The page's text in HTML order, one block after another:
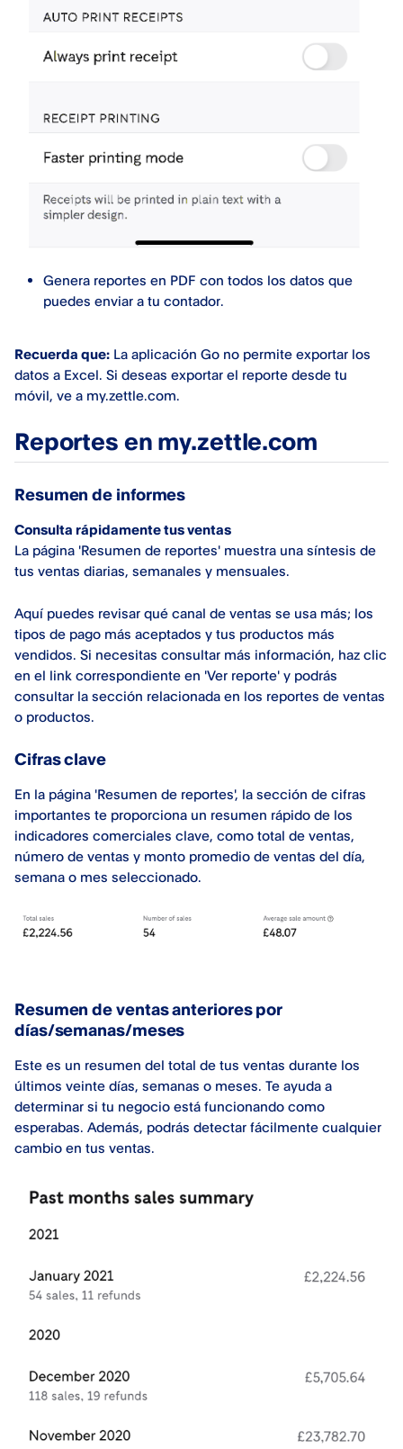
Genera reportes en PDF con todos los datos que
puedes enviar a tu contador.
Recuerda que: La aplicación Go no permite exportar los
datos a Excel. Si deseas exportar el reporte desde tu
móvil, ve a my.zettle.com.
Reportes en my.zettle.com
Resumen de informes
Consulta rápidamente tus ventas
La página 'Resumen de reportes' muestra una síntesis de
tus ventas diarias, semanales y mensuales.
Aquí puedes revisar qué canal de ventas se usa más; los
tipos de pago más aceptados y tus productos más
vendidos. Si necesitas consultar más información, haz clic
en el link correspondiente en 'Ver reporte' y podrás
consultar la sección relacionada en los reportes de ventas
o productos.
Cifras clave
En la página 'Resumen de reportes', la sección de cifras
importantes te proporciona un resumen rápido de los
indicadores comerciales clave, como total de ventas,
número de ventas y monto promedio de ventas del día,
semana o mes seleccionado.
Resumen de ventas anteriores por
días/semanas/meses
Este es un resumen del total de tus ventas durante los
últimos veinte días, semanas o meses. Te ayuda a
determinar si tu negocio está funcionando como
esperabas. Además, podrás detectar fácilmente cualquier
cambio en tus ventas.